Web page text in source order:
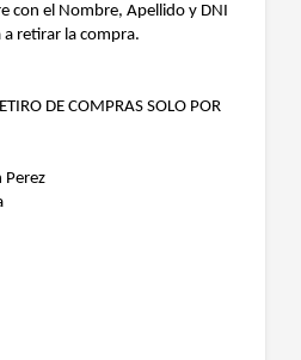
con el Nombre, Apellido y DNI
retirar la compra.
DE COMPRAS SOLO POR
Perez